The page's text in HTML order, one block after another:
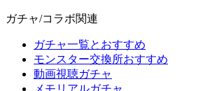
ガチャ/コラボ関連
ガチャ一覧とおすすめ
モンスター交換所おすすめ
動画視聴ガチャ
メモリアルガチャ